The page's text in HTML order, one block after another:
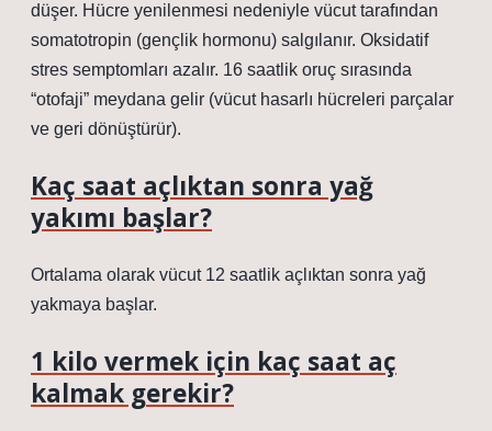
düşer. Hücre yenilenmesi nedeniyle vücut tarafından
somatotropin (gençlik hormonu) salgılanır. Oksidatif
stres semptomları azalır. 16 saatlik oruç sırasında
“otofaji” meydana gelir (vücut hasarlı hücreleri parçalar
ve geri dönüştürür).
Kaç saat açlıktan sonra yağ
yakımı başlar?
Ortalama olarak vücut 12 saatlik açlıktan sonra yağ
yakmaya başlar.
1 kilo vermek için kaç saat aç
kalmak gerekir?